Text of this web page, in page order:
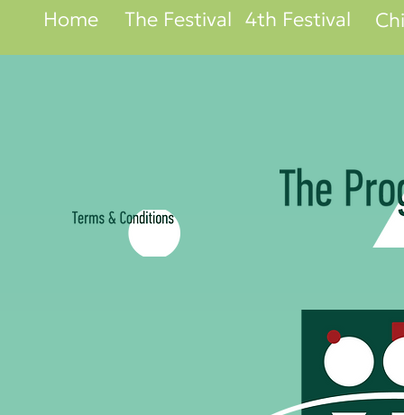
Home The Festival 4th Festival